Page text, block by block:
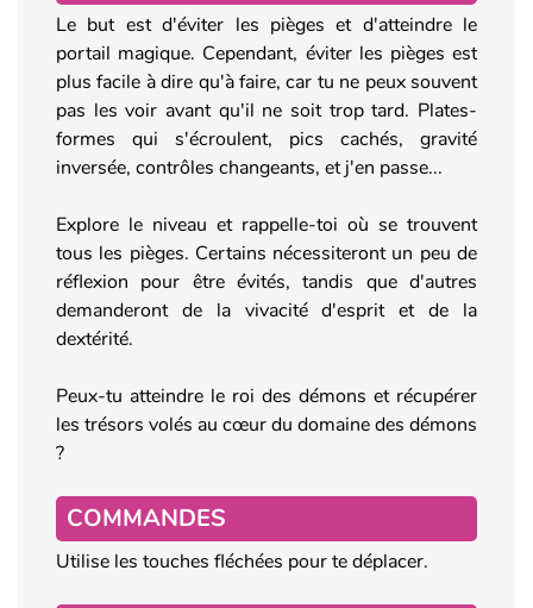
Le but est d'éviter les pièges et d'atteindre le
portail magique. Cependant, éviter les pièges est
plus facile à dire qu'à faire, car tu ne peux souvent
pas les voir avant qu'il ne soit trop tard. Plates-
formes qui s'écroulent, pics cachés, gravité
inversée, contrôles changeants, et j'en passe...
Explore le niveau et rappelle-toi où se trouvent
tous les pièges. Certains nécessiteront un peu de
réflexion pour être évités, tandis que d'autres
demanderont de la vivacité d'esprit et de la
dextérité.
Peux-tu atteindre le roi des démons et récupérer
les trésors volés au cœur du domaine des démons
?
COMMANDES
Utilise les touches fléchées pour te déplacer.